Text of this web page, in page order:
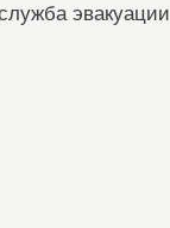
эвакуации